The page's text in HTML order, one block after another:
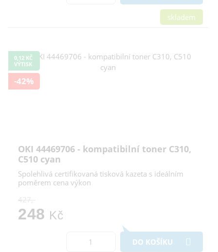
skladem
0,12 KČ
VÝTISK
-42%
OKI 44469706 - kompatibilní toner C310,
C510 cyan
Spolehlivá certifikovaná tisková kazeta s ideálním
poměrem cena výkon
427,-
248 Kč
DO KOŠÍKU